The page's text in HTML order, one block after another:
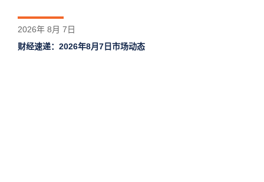
2026年 8月 7日
财经速递：2026年8月7日市场动态